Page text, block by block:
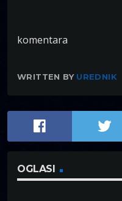
komentara
WRITTEN BY UREDNIK
OGLASI